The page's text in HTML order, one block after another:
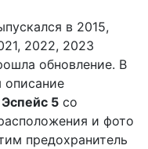
в 2015,
2022, 2023
обновление. В
описание
5 со
и фото
предохранитель